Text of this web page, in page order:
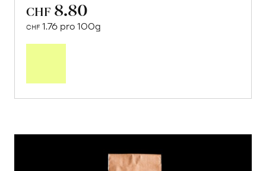
CHF 8.80
CHF 1.76 pro 100g